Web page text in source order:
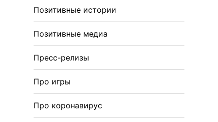
Позитивные истории
Позитивные медиа
Пресс-релизы
Про игры
Про коронавирус